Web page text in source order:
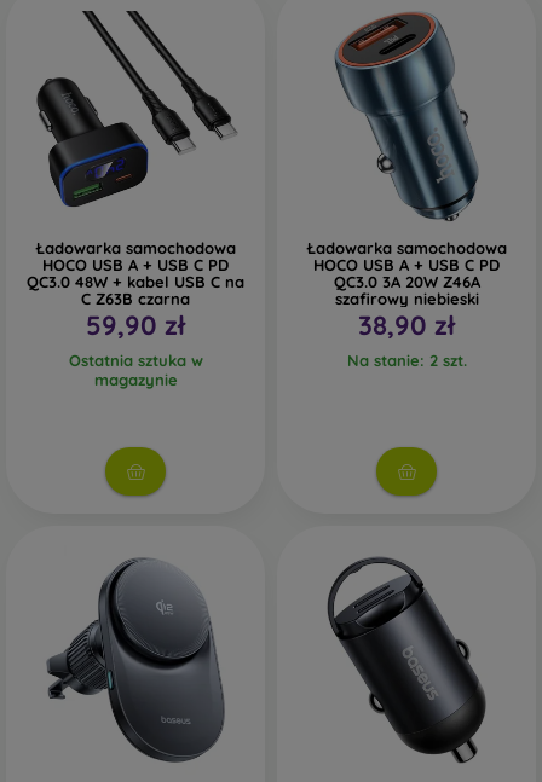
Ładowarka samochodowa
HOCO USB A + USB C PD
QC3.0 48W + kabel USB C na
C Z63B czarna
59,90 zł
Ostatnia sztuka w
magazynie
Ładowarka samochodowa
HOCO USB A + USB C PD
QC3.0 3A 20W Z46A
szafirowy niebieski
38,90 zł
Na stanie: 2 szt.